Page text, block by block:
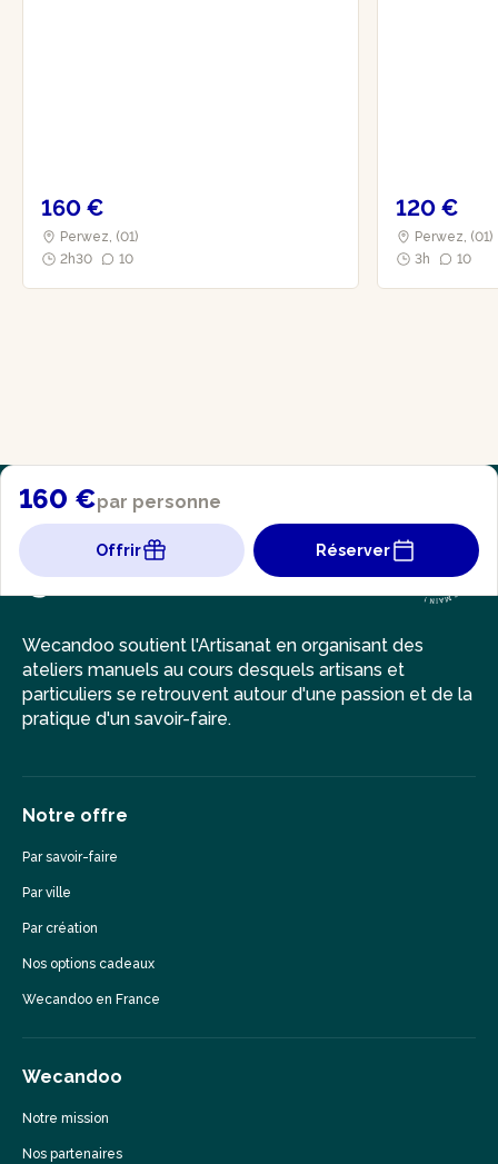
160 €
Perwez, (01)
2h30
10
120 €
Perwez, (01)
3h
10
160 €par personne
Offrir Réserver
Wecandoo soutient l'Artisanat en organisant des
ateliers manuels au cours desquels artisans et
particuliers se retrouvent autour d'une passion et de la
pratique d'un savoir-faire.
Notre offre
Par savoir-faire
Par ville
Par création
Nos options cadeaux
Wecandoo en France
Wecandoo
Notre mission
Nos partenaires